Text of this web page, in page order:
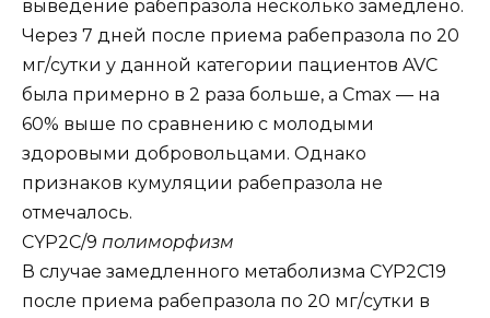
выведение рабепразола несколько замедлено.
Через 7 дней после приема рабепразола по 20
мг/сутки у данной категории пациентов AVC
была примерно в 2 раза больше, а Сmax — на
60% выше по сравнению с молодыми
здоровыми добровольцами. Однако
признаков кумуляции рабепразола не
отмечалось.
CYP2С/9 полиморфизм
В случае замедленного метаболизма CYP2C19
после приема рабепразола по 20 мг/сутки в